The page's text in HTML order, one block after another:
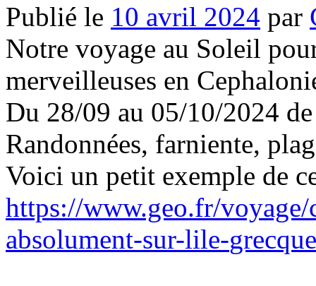
Publié le 10 avril 2024 par
Notre voyage au Soleil
merveilleuses en
Du 28/09 au 05/10/2024
Randonnées, farniente,
Voici un petit exemple de
https://www.geo.fr/voyage/
absolument-sur-lile-